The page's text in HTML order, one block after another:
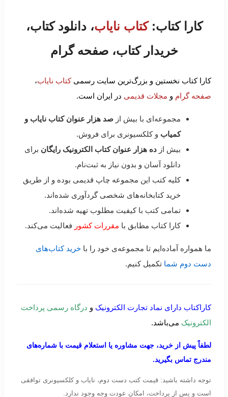
کارا کتاب:کتاب نایاب، دانلود کتاب،
خریدار کتاب، صفحه گرام
کارا کتاب نخستین و بزرگ‌ترین سایت رسمیکتاب نایاب،
صفحه گرام و مجلات قدیمی در ایران است.
مجموعه‌ای با بیش از صد هزار عنوان کتاب نایاب و
کمیاب و کلکسیونری برای فروش.
بیش از ده هزار عنوان کتاب الکترونیک رایگان برای
دانلود آسان و بدون نیاز به ثبت‌نام.
کلیه کتب این مجموعه چاپ قدیمی بوده و از طریق
خرید کتابخانه‌های شخصی گردآوری شده‌اند.
تمامی کتب با کیفیت مطلوب تهیه شده‌اند.
کارا کتاب مطابق با مقررات کشور فعالیت می‌کند.
ما همواره آماده‌ایم تا مجموعه‌ی خود را با خرید کتاب‌های
دست دوم شما تکمیل کنیم.
کاراکتاب دارای نماد تجارت الکترونیک و درگاه رسمی پرداخت
الکترونیک می‌باشد.
لطفاً پیش از خرید، جهت مشاوره یا استعلام قیمت با شماره‌های
مندرج تماس بگیرید.
توجه داشته باشید: قیمت کتب دست دوم، نایاب و کلکسیونری توافقی
است و پس از پرداخت، امکان عودت وجه وجود ندارد.